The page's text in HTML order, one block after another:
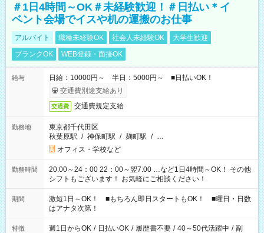
＃1日4時間～OK＃未経験歓迎！＃日払い＊イ
ベント会場でイスや机の運搬のお仕事
アルバイト 職種未経験OK 社会人未経験OK
大学生歓迎
ブランクOK
WEB登録・面接OK
給与
日給：10000円～ 半日：5000円～ ■日払いOK！
交通費別途支給あり
交通費 交通費規定支給
勤務地
東京都千代田区
秋葉原駅 / 神保町駅 / 麹町駅 / …
オフィス・学校など
勤務時間
20:00～24：00 22：00～翌7:00 …など1日4時間～OK！ その他
シフトもございます！ お気軽にご相談ください！
期間
激短1日～OK！ ■もちろん即日スタートもOK！ ■曜日・日数
はアナタ次第！
特徴 週1日からOK / 日払いOK / 履歴書不要 / 40～50代活躍中 / 副